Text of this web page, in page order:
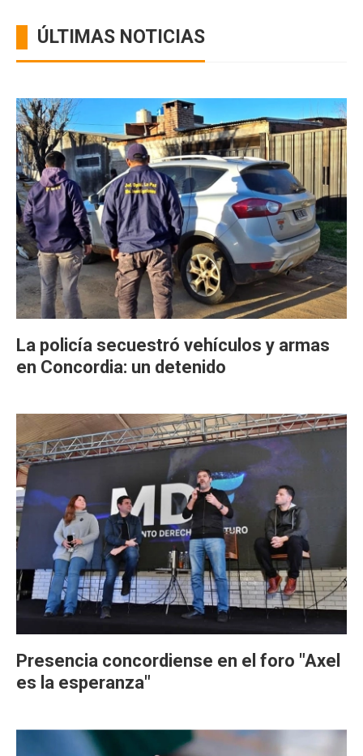
ÚLTIMAS NOTICIAS
La policía secuestró vehículos y armas
en Concordia: un detenido
Presencia concordiense en el foro "Axel
es la esperanza"